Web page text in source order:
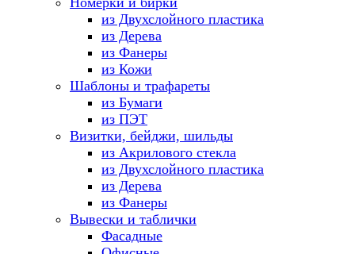
из Двухслойного пластика
из Дерева
из Фанеры
из Кожи
Шаблоны и трафареты
из Бумаги
из ПЭТ
Визитки, бейджи, шильды
из Акрилового стекла
из Двухслойного пластика
из Дерева
из Фанеры
Вывески и таблички
Фасадные